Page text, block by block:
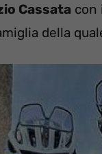
Cassata con
della